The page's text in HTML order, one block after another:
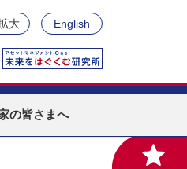
大 English
の皆さまへ